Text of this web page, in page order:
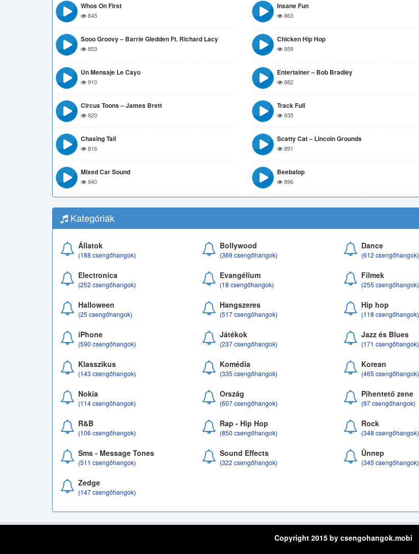
Whos On First
845
Insane Fun
863
Sooo Groovy – Barrie Gledden Ft. Richard Lacy
853
Chicken Hip Hop
959
Un Mensaje Le Cayo
910
Entertainer – Bob Bradley
882
Circus Toons – James Brett
920
Track Full
935
Chasing Tail
816
Scatty Cat – Lincoln Grounds
891
Mixed Car Sound
940
Beebalop
896
Kategóriák
Állatok
(188 csengőhangok)
Bollywood
(369 csengőhangok)
Dance
(612 csengőhangok)
Electronica
(252 csengőhangok)
Evangélium
(18 csengőhangok)
Filmek
(255 csengőhangok)
Halloween
(25 csengőhangok)
Hangszeres
(517 csengőhangok)
Hip hop
(118 csengőhangok)
iPhone
(590 csengőhangok)
Játékok
(237 csengőhangok)
Jazz és Blues
(171 csengőhangok)
Klasszikus
(143 csengőhangok)
Komédia
(335 csengőhangok)
Korean
(465 csengőhangok)
Nokia
(114 csengőhangok)
Ország
(607 csengőhangok)
Pihentető zene
(97 csengőhangok)
R&B
(106 csengőhangok)
Rap - Hip Hop
(850 csengőhangok)
Rock
(348 csengőhangok)
Sms - Message Tones
(511 csengőhangok)
Sound Effects
(322 csengőhangok)
Ünnep
(345 csengőhangok)
Zedge
(147 csengőhangok)
Copyright 2015 by csengohangok.mobi